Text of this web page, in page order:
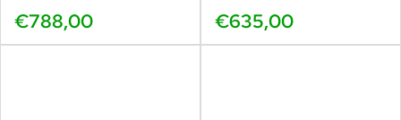
€788,00 €635,00